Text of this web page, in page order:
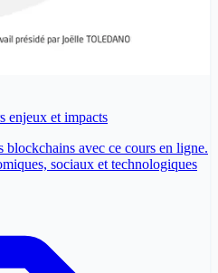
enjeux et impacts
blockchains avec ce cours en ligne.
sociaux et technologiques